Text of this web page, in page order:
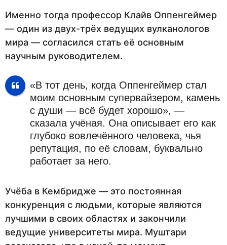
Именно тогда профессор Клайв Оппенгеймер
— один из двух-трёх ведущих вулканологов
мира — согласился стать её основным
научным руководителем.
«В тот день, когда Оппенгеймер стал
моим основным супервайзером, камень
с души — всё будет хорошо», —
сказала учёная. Она описывает его как
глубоко вовлечённого человека, чья
репутация, по её словам, буквально
работает за него.
Учёба в Кембридже — это постоянная
конкуренция с людьми, которые являются
лучшими в своих областях и закончили
ведущие университеты мира. Муштари